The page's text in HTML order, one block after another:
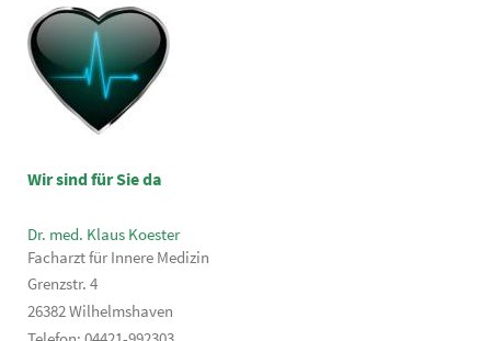
Wir sind für Sie da
Dr. med. Klaus Koester
Facharzt für Innere Medizin
Grenzstr. 4
26382 Wilhelmshaven